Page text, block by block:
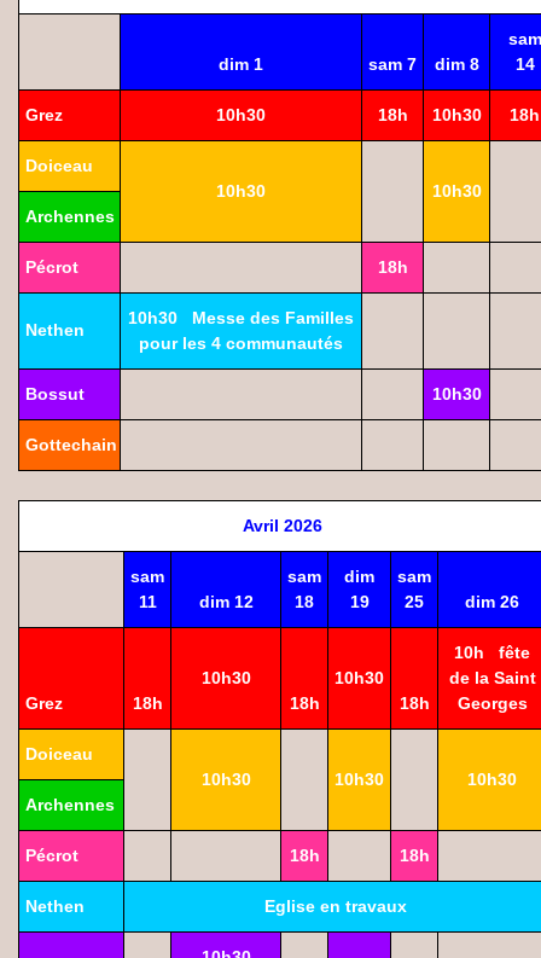
dim 1 sam 7 dim 8
sam
14
Grez 10h30 18h 10h30 18h
Doiceau
10h30
10h30
Archennes
Pécrot 18h
Nethen
10h30 Messe des Familles
pour les 4 communautés
Bossut 10h30
Gottechain
Avril 2026
sam
11
dim 12
sam
18
dim
19
sam
25
dim 26
Grez 18h
10h30
18h
10h30
18h
10h fête
de la Saint
Georges
Doiceau
10h30
10h30
10h30
Archennes
Pécrot 18h 18h
Nethen Eglise en travaux